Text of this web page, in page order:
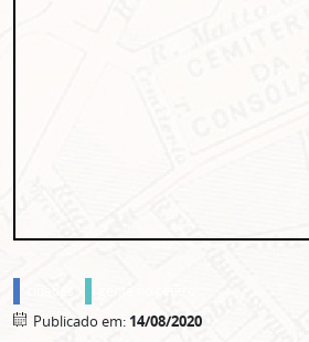
Publicado em: 14/08/2020